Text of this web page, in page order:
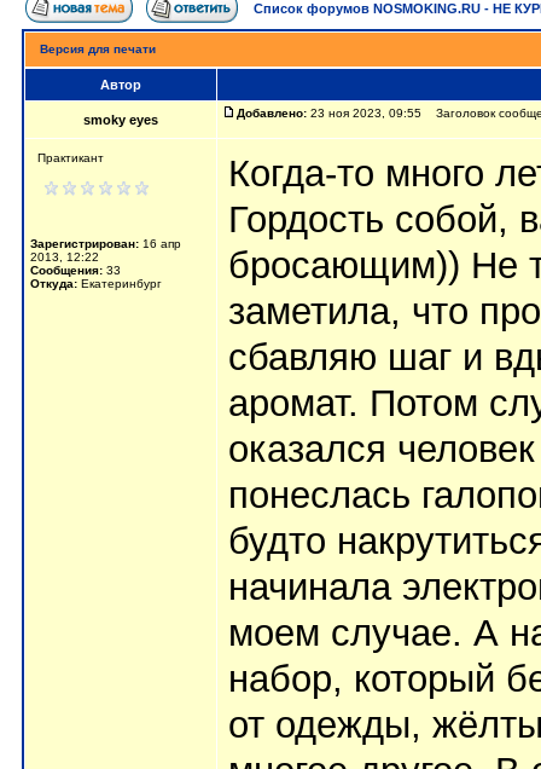
Список форумов NOSMOKING.RU - НЕ
Версия для печати
Автор
smoky eyes Добавлено: 23 ноя 2023, 09:55 Заголовок
Практикант
Зарегистрирован: 16 апр
2013, 12:22
Сообщения: 33
Откуда: Екатеринбург
Когда-то много
Гордость собой,
бросающим)) Не
заметила, что
сбавляю шаг и
аромат. Потом
оказался
понеслась
будто
начинала
моем случае. А
набор, который
от одежды,